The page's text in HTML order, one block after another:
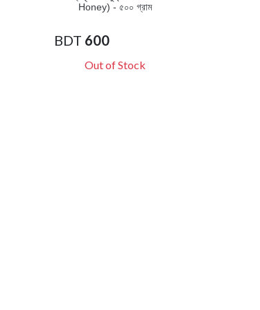
Honey) - ৫০০ গ্রাম
BDT 600
Out of Stock